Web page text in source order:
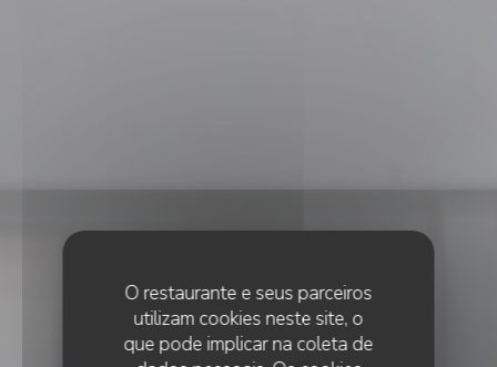
O restaurante e seus parceiros
utilizam cookies neste site, o
que pode implicar na coleta de